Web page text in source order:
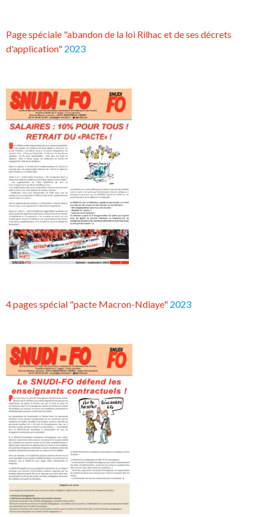
Page spéciale "abandon de la loi Rilhac et de ses décrets
d'application" 2023
4 pages spécial "pacte Macron-Ndiaye" 2023